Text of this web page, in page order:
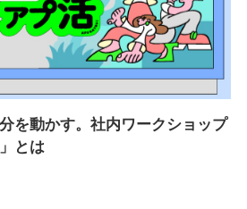
を動かす。社内ワークショップ
とは